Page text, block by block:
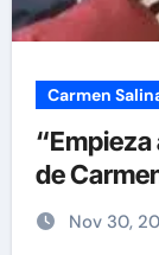
Carmen
de
Nov 30,